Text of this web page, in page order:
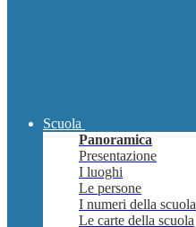
Scuola
Panoramica
Presentazione
I luoghi
Le persone
I numeri della scuola
Le carte della scuola